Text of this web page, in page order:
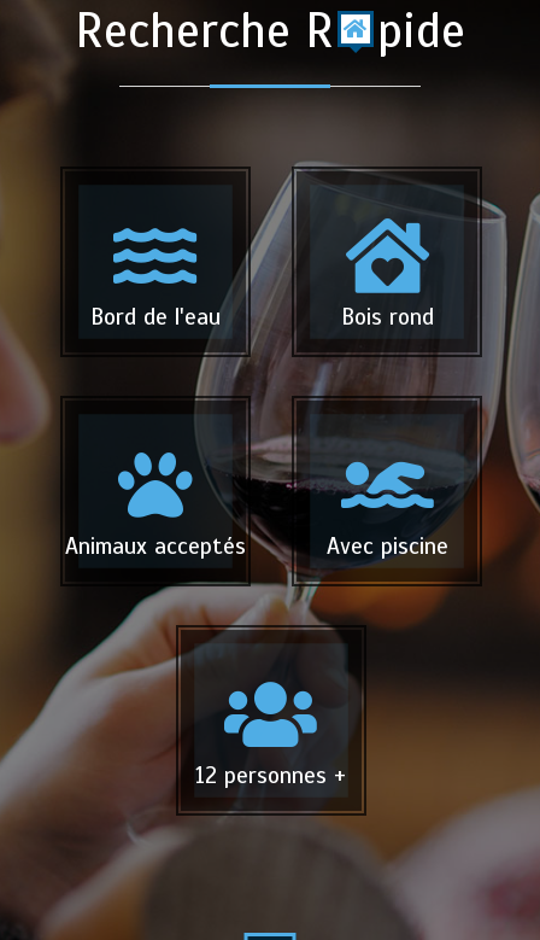
Recherche R pide
Bord de l'eau Bois rond
Animaux acceptés Avec piscine
12 personnes +